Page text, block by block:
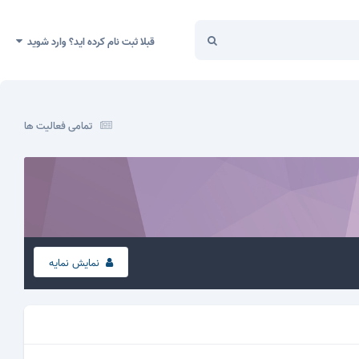
قبلا ثبت نام کرده اید؟ وارد شوید
تمامی فعالیت ها
نمایش نمایه